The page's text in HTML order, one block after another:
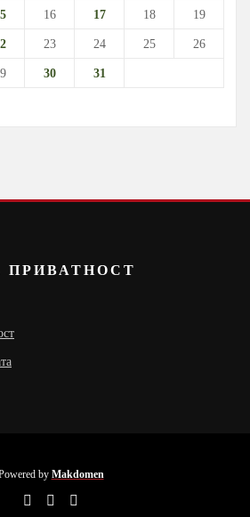
16 17 18 19
23 24 25 26
30
31
by Makdomen